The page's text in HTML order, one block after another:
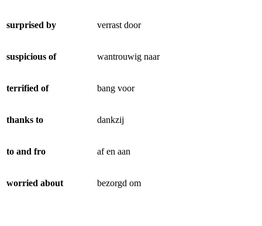
surprised by verrast door
suspicious of wantrouwig naar
terrified of bang voor
thanks to dankzij
to and fro af en aan
worried about bezorgd om